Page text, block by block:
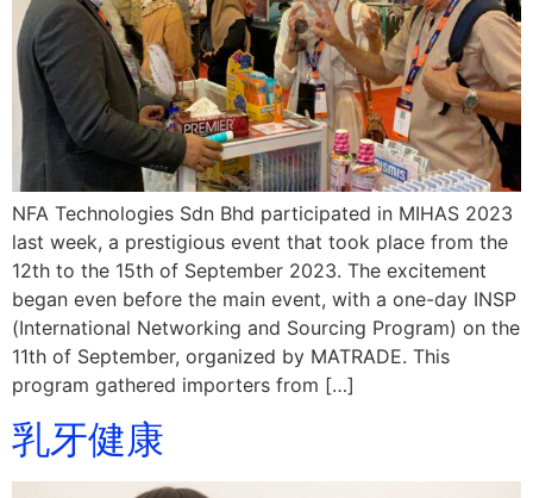
NFA Technologies Sdn Bhd participated in MIHAS 2023
last week, a prestigious event that took place from the
12th to the 15th of September 2023. The excitement
began even before the main event, with a one-day INSP
(International Networking and Sourcing Program) on the
11th of September, organized by MATRADE. This
program gathered importers from […]
乳牙健康